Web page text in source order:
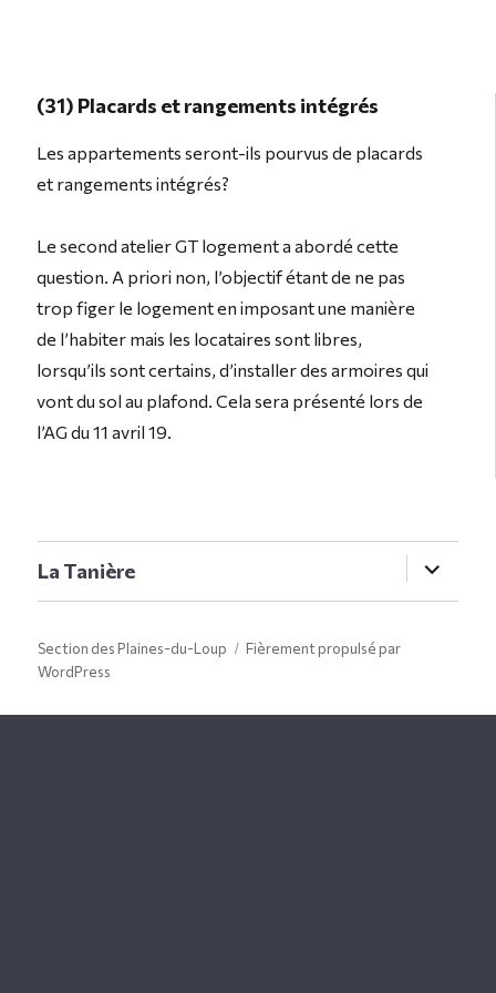
(31) Placards et rangements intégrés
Les appartements seront-ils pourvus de placards
et rangements intégrés?
Le second atelier GT logement a abordé cette
question. A priori non, l’objectif étant de ne pas
trop figer le logement en imposant une manière
de l’habiter mais les locataires sont libres,
lorsqu’ils sont certains, d’installer des armoires qui
vont du sol au plafond. Cela sera présenté lors de
l’AG du 11 avril 19.
La Tanière ouvrir
le
sous-
Section des Plaines-du-Loup
Fièrement propulsé par
WordPress